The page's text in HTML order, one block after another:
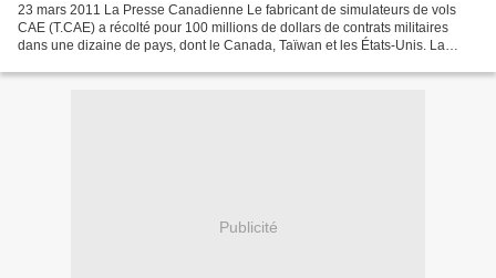
23 mars 2011 La Presse Canadienne Le fabricant de simulateurs de vols
CAE (T.CAE) a récolté pour 100 millions de dollars de contrats militaires
dans une dizaine de pays, dont le Canada, Taïwan et les États-Unis. La
Publicité